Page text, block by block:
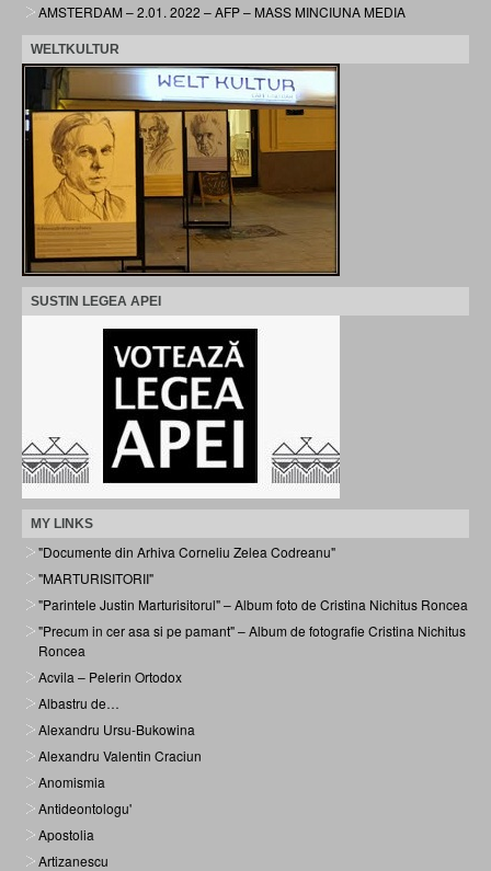
AMSTERDAM – 2.01. 2022 – AFP – MASS MINCIUNA MEDIA
WELTKULTUR
SUSTIN LEGEA APEI
MY LINKS
"Documente din Arhiva Corneliu Zelea Codreanu"
"MARTURISITORII"
"Parintele Justin Marturisitorul" – Album foto de Cristina Nichitus Roncea
"Precum in cer asa si pe pamant" – Album de fotografie Cristina Nichitus
Roncea
Acvila – Pelerin Ortodox
Albastru de…
Alexandru Ursu-Bukowina
Alexandru Valentin Craciun
Anomismia
Antideontologu'
Apostolia
Artizanescu